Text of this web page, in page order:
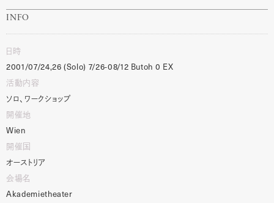
INFO
日時
2001/07/24,26 (Solo) 7/26-08/12 Butoh 0 EX
活動内容
ソロ、ワークショップ
開催地
Wien
開催国
オーストリア
会場名
Akademietheater